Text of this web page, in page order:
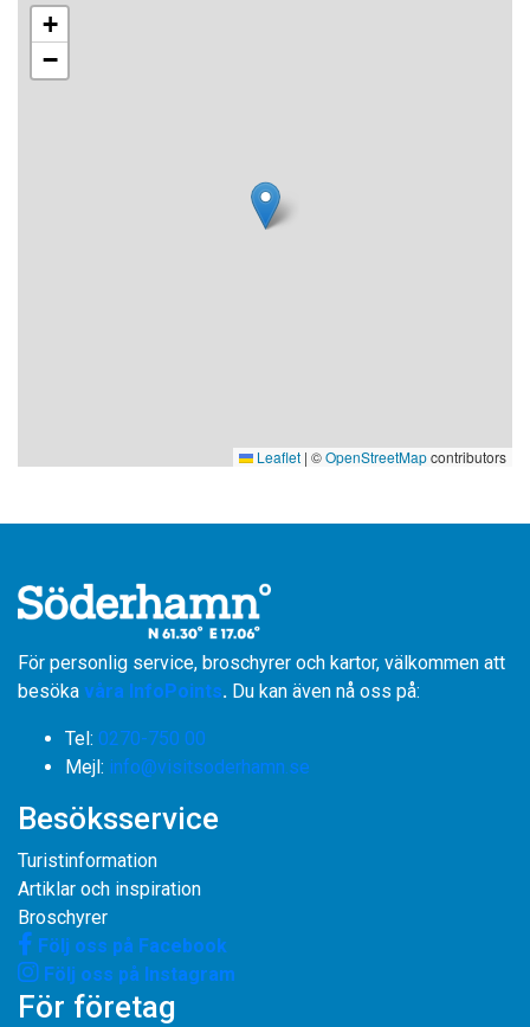
+
−
Leaflet | ©OpenStreetMapcontributors
För personlig service, broschyrer och kartor, välkommen att
besöka våra InfoPoints. Du kan även nå oss på:
Tel: 0270-750 00
​​​​​​​Mejl: info@visitsoderhamn.se
Besöksservice
Turistinformation
Artiklar och inspiration
Broschyrer
Följ oss på Facebook
Följ oss på Instagram
För företag